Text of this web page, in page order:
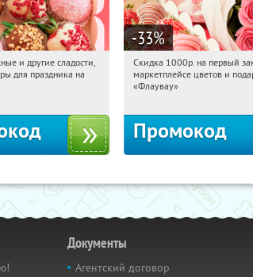
Получили:
и другие сладости,
для праздника на
-33%
14:51:22
Россия
Скидка 1000р. на первый
маркетплейсе цветов и
«Флаувау»
Промокод
Документы
Агентский договор